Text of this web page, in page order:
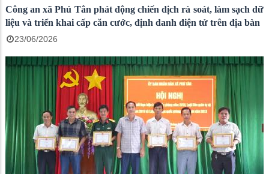
Công an xã Phú Tân phát động chiến dịch rà soát, làm sạch dữ
liệu và triển khai cấp căn cước, định danh điện tử trên địa bàn
23/06/2026